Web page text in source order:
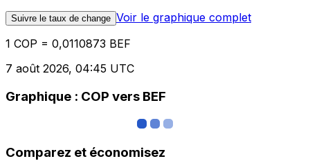
Suivre le taux de change Voir le graphique complet
1 COP = 0,0110873 BEF
7 août 2026, 04:45 UTC
Graphique : COP vers BEF
Comparez et économisez